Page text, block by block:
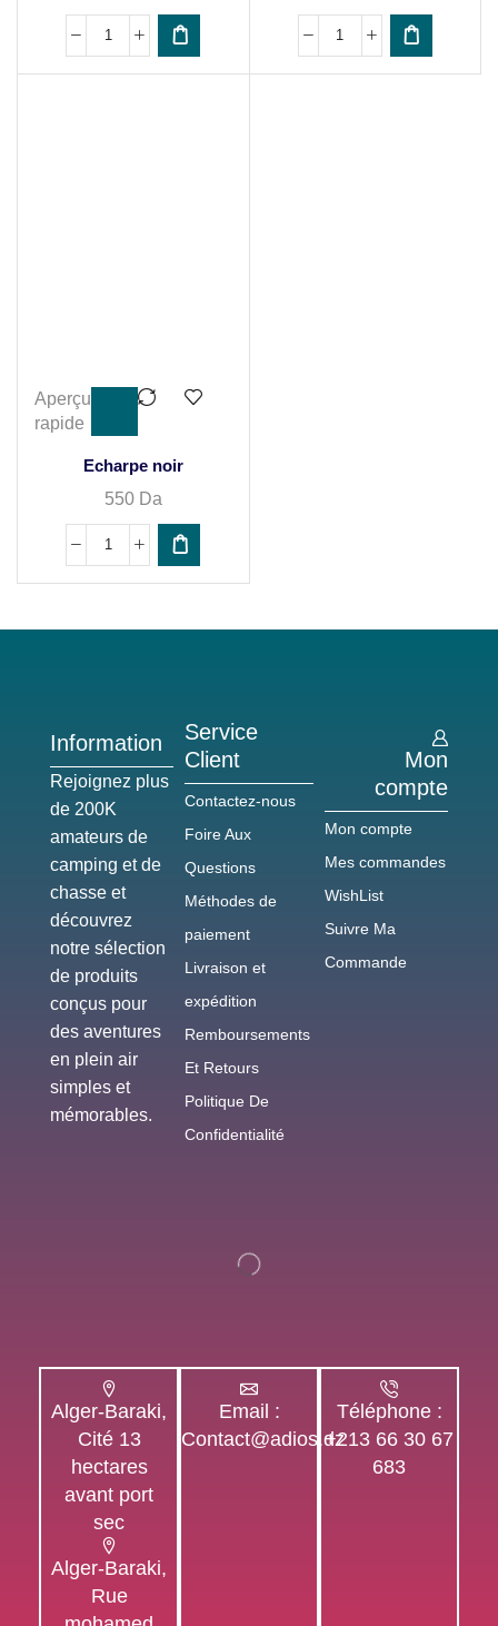
Aperçu
rapide
Echarpe noir
550 Da
Information
Rejoignez plus
de 200K
amateurs de
camping et de
chasse et
découvrez
notre sélection
de produits
conçus pour
des aventures
en plein air
simples et
mémorables.
Service
Client
Contactez-nous
Foire Aux
Questions
Méthodes de
paiement
Livraison et
expédition
Remboursements
Et Retours
Politique De
Confidentialité
Mon
compte
Mon compte
Mes commandes
WishList
Suivre Ma
Commande
Alger-Baraki,
Cité 13
hectares
avant port
sec
Alger-Baraki,
Rue
Email :
Contact@adios.dz
Téléphone :
+213 66 30 67
683